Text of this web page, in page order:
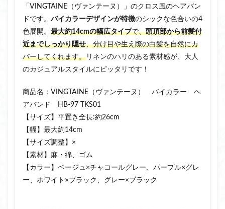
「VINGTAINE（ヴァンテーヌ）」のクロス風のヘアバン
ドです。 バイカラーデザインが特徴のシックな色合いの4
色展開。 最大約14cmの幅広タイプで、頭頂部から前髪付
近までしっかり隠せ、分け目や生え際の白髪を自然にカ
バーしてくれます。 リネンのハリのある素材感が、大人
のカジュアルスタイルにピッタリです！
商品名：VINGTAINE（ヴァンテーヌ） バイカラー ヘ
アバンド HB-97 TKS01
【サイズ】平置き全長:約26cm
【幅】最大約14cm
【サイズ調整】×
【素材】麻・綿、ゴム
【カラー】ベージュ×チャコールグレー、パープル×グレ
ー、ホワイト×ブラック、グレー×ブラック